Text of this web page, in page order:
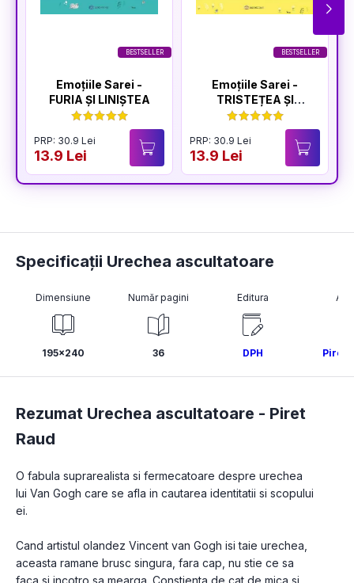
BESTSELLER
Emoțiile Sarei -
FURIA ȘI LINIȘTEA
PRP: 30.9 Lei
13.9 Lei
BESTSELLER
Emoțiile Sarei -
TRISTEȚEA ȘI
BUCURIA
PRP: 30.9 Lei
13.9 Lei
Specificații Urechea ascultatoare
Dimensiune
195x240
Număr pagini
36
Editura
DPH Piret
Rezumat Urechea ascultatoare - Piret
Raud
O fabula suprarealista si fermecatoare despre urechea
lui Van Gogh care se afla in cautarea identitatii si scopului
ei.
Cand artistul olandez Vincent van Gogh isi taie urechea,
aceasta ramane brusc singura, fara cap, nu stie ce sa
faca si incotro sa mearga. Constienta de cat de mica si